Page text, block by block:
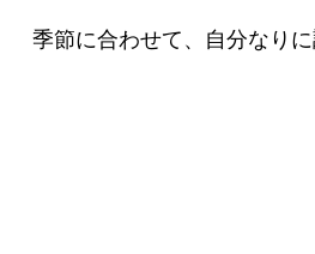
季節に合わせて、自分なり